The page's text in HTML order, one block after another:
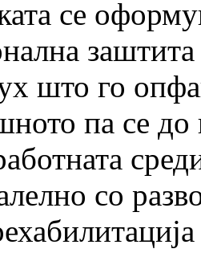
се
што го
па се до
со